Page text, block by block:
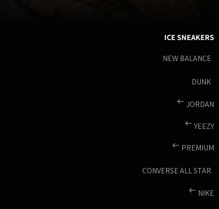
ICE SNEAKERS
NEW BALANCE
DUNK
JORDAN
YEEZY
PREMIUM
CONVERSE ALL STAR
NIKE